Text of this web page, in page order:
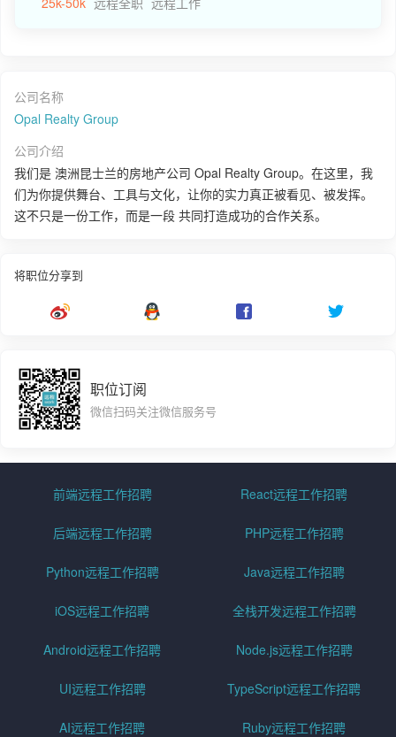
公司名称
Opal Realty Group
公司介绍
我们是 澳洲昆士兰的房地产公司 Opal Realty Group。在这里，我
们为你提供舞台、工具与文化，让你的实力真正被看见、被发挥。
这不只是一份工作，而是一段 共同打造成功的合作关系。
将职位分享到
职位订阅
微信扫码关注微信服务号
前端远程工作招聘 React远程工作招聘
后端远程工作招聘 PHP远程工作招聘
Python远程工作招聘 Java远程工作招聘
iOS远程工作招聘 全栈开发远程工作招聘
Android远程工作招聘 Node.js远程工作招聘
UI远程工作招聘 TypeScript远程工作招聘
AI远程工作招聘 Ruby远程工作招聘